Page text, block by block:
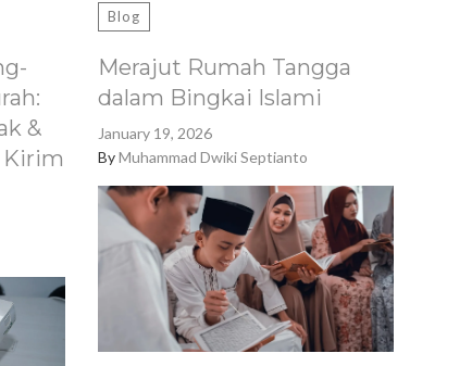
&
Kirim
Blog
Merajut Rumah Tangga
dalam Bingkai Islami
January 19, 2026
ByMuhammad Dwiki Septianto